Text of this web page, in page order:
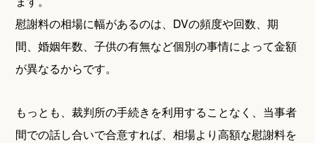
慰謝料の相場に幅があるのは、DVの頻度や回数、期
間、婚姻年数、子供の有無など個別の事情によって金額
が異なるからです。
もっとも、裁判所の手続きを利用することなく、当事者
間での話し合いで合意すれば、相場より高額な慰謝料を